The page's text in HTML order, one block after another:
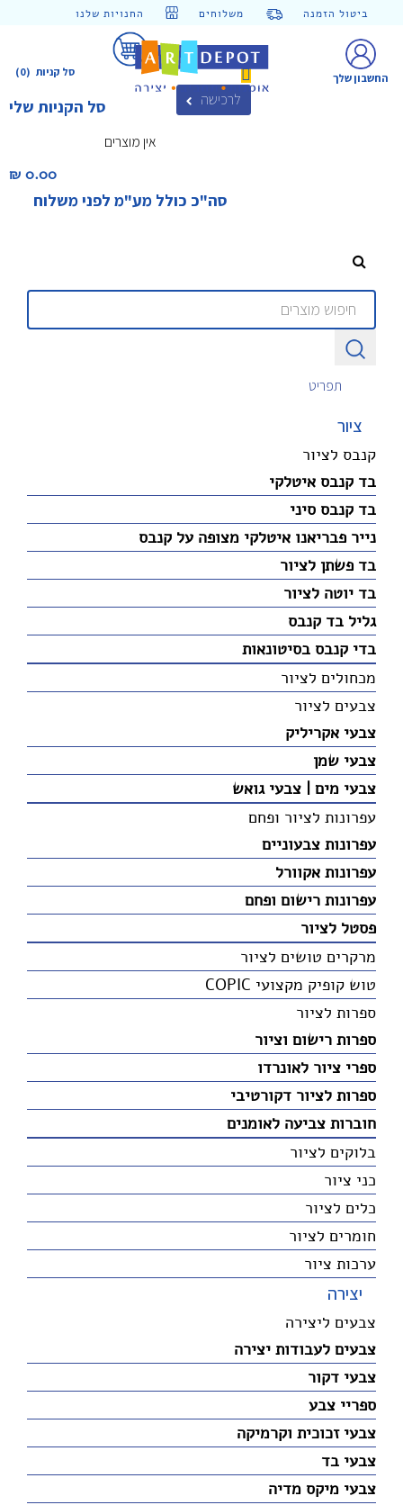
ביטול הזמנה משלוחים החנויות שלנו
(0) סל קניות
סל הקניות שלי לרכישה
אין מוצרים
0.00 ₪‎
סה"כ כולל מע"מ לפני משלוח
החשבון שלך
תפריט
ציור
קנבס לציור
בד קנבס איטלקי
בד קנבס סיני
נייר פבריאנו איטלקי מצופה על קנבס
בד פשתן לציור
בד יוטה לציור
גליל בד קנבס
בדי קנבס בסיטונאות
מכחולים לציור
צבעים לציור
צבעי אקריליק
צבעי שמן
צבעי מים | צבעי גואש
עפרונות לציור ופחם
עפרונות צבעוניים
עפרונות אקוורל
עפרונות רישום ופחם
פסטל לציור
מרקרים טושים לציור
טוש קופיק מקצועי COPIC
ספרות לציור
ספרות רישום וציור
ספרי ציור לאונרדו
ספרות לציור דקורטיבי
חוברות צביעה לאומנים
בלוקים לציור
כני ציור
כלים לציור
חומרים לציור
ערכות ציור
יצירה
צבעים ליצירה
צבעים לעבודות יצירה
צבעי דקור
ספריי צבע
צבעי זכוכית וקרמיקה
צבעי בד
צבעי מיקס מדיה